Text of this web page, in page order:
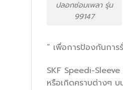
ปลอกซ่อมเพลา รุ่น
99147
“ เพื่อการป้องกันกา
SKF Speedi-
หรือเกิดคราบต่างๆ